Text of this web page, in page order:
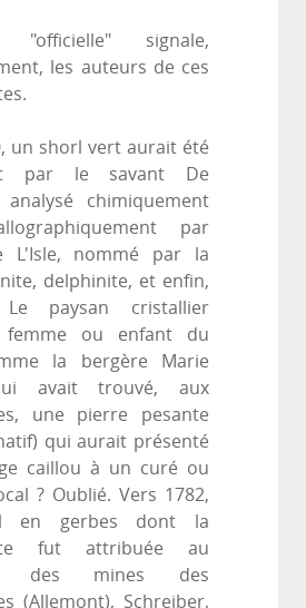
"officielle" signale,
les auteurs de ces
un shorl vert aurait été
par le savant De
analysé chimiquement
par
L'Isle, nommé par la
delphinite, et enfin,
Le paysan cristallier
femme ou enfant du
la bergère Marie
avait trouvé, aux
une pierre pesante
qui aurait présenté
caillou à un curé ou
? Oublié. Vers 1782,
en gerbes dont la
fut attribuée au
des mines des
(Allemont), Schreiber,